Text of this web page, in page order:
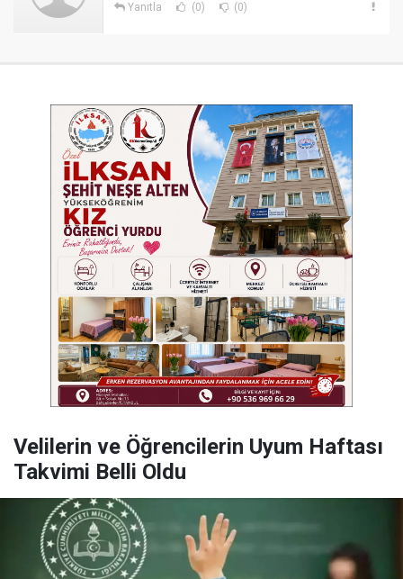
Yanıtla (0) (0)
Velilerin ve Öğrencilerin Uyum Haftası
Takvimi Belli Oldu